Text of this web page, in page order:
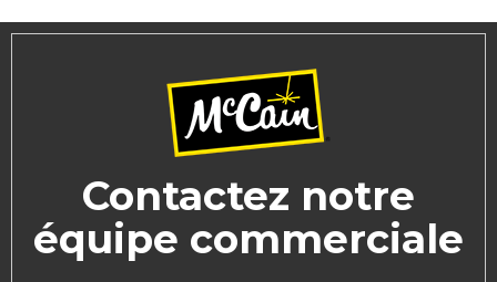
Contactez notre
équipe commerciale